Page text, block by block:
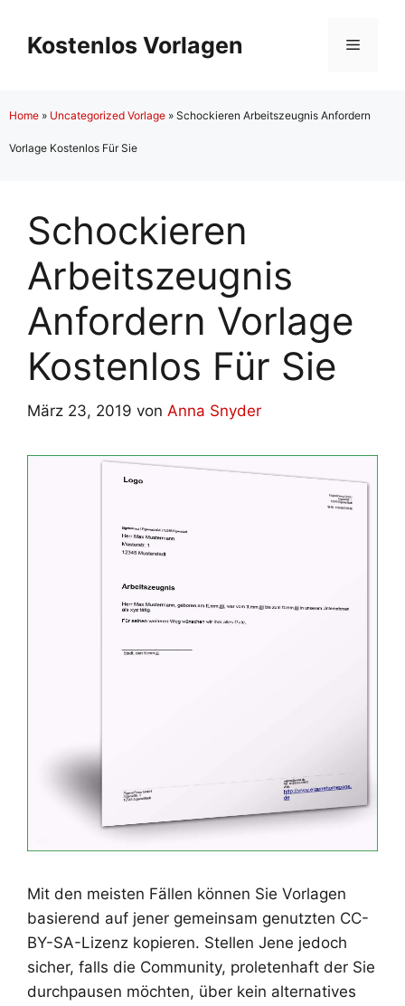
Inhalt
springen
Kostenlos Vorlagen Menü
Home » Uncategorized Vorlage » Schockieren Arbeitszeugnis Anfordern
Vorlage Kostenlos Für Sie
Schockieren
Arbeitszeugnis
Anfordern Vorlage
Kostenlos Für Sie
März 23, 2019 von Anna Snyder
Mit den meisten Fällen können Sie Vorlagen
basierend auf jener gemeinsam genutzten CC-
BY-SA-Lizenz kopieren. Stellen Jene jedoch
sicher, falls die Community, proletenhaft der Sie
durchpausen möchten, über kein alternatives